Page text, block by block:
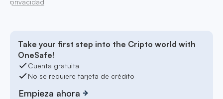
Take your first step into the Cripto world with
OneSafe!
Cuenta gratuita
No se requiere tarjeta de crédito
Empieza ahora